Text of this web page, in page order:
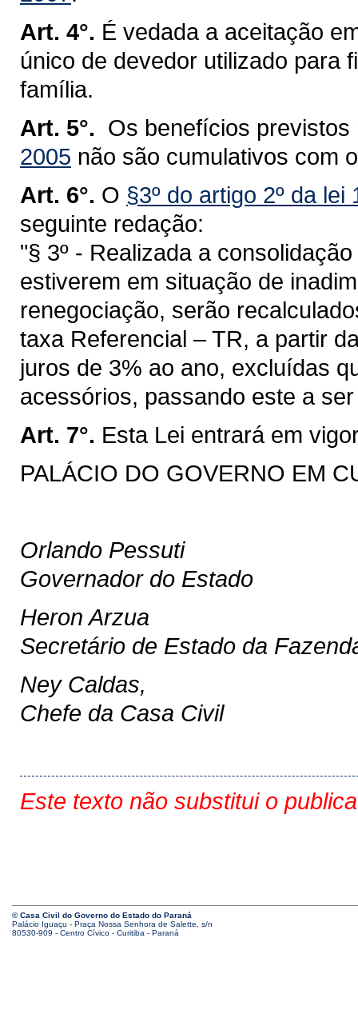
Art. 4°. É vedada a aceitação
único de devedor utilizado para
família.
Art. 5°. Os benefícios
2005 não são cumulativos com
Art. 6°. O §3º do artigo 2º da lei
seguinte redação:
"§ 3º - Realizada a
estiverem em situação de
renegociação, serão
taxa Referencial – TR, a partir
juros de 3% ao ano, excluídas
acessórios, passando este a
Art. 7°. Esta Lei entrará em
PALÁCIO DO GOVERNO EM
Orlando Pessuti
Governador do Estado
Heron Arzua
Secretário de Estado da
Ney Caldas,
Chefe da Casa Civil
Este texto não substitui o
© Casa Civil do Governo do Estado do Paraná
Palácio Iguaçu - Praça Nossa Senhora de Salette, s/n
80530-909 - Centro Cívico - Curitiba - Paraná